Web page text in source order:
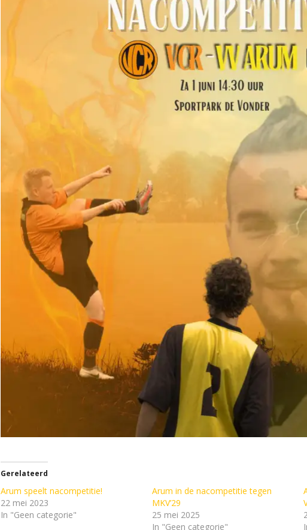
Gerelateerd
Arum speelt nacompetitie!
22 mei 2023
In "Geen categorie"
Arum in de nacompetitie tegen
MKV’29
25 mei 2025
In "Geen categorie"